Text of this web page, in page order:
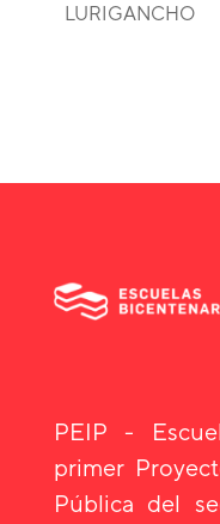
LURIGANCHO
PEIP -
primer
Pública del